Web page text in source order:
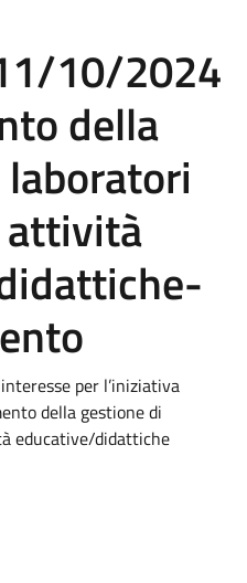
10/2024
della
per l’iniziativa
della gestione di
educative/didattiche